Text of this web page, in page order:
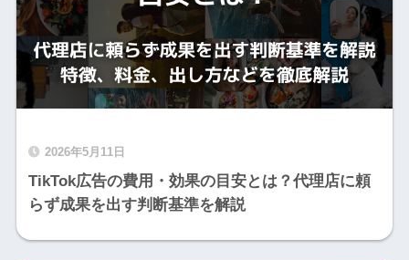
2026年5月11日
TikTok広告の費用・効果の目安とは？代理店に頼
らず成果を出す判断基準を解説